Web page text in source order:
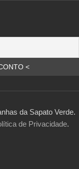
da Sapato Verde.
de Privacidade.